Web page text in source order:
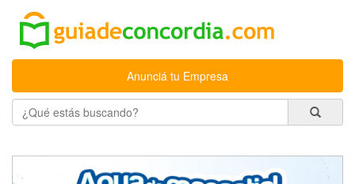
Anunciá tu Empresa